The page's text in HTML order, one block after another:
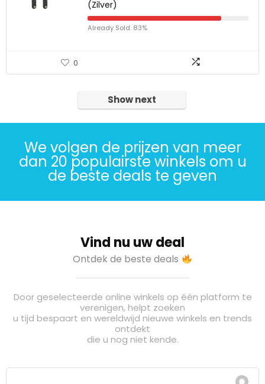
(Zilver)
Already Sold: 83%
0
Show next
We volgen de prijzen van meer
dan 20 populairste winkels om u
de beste deals te geven
Vind nu uw deal
Ontdek de beste deals
Door geselecteerde online winkels op één platform te
verenigen, helpt zoeken
u tijd bespaart en wereldwijd nieuwe winkels en trends
ontdekt
die u nog niet kende.